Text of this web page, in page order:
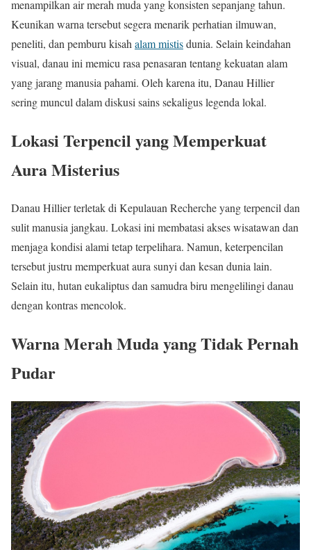
menampilkan air merah muda yang konsisten sepanjang tahun.
Keunikan warna tersebut segera menarik perhatian ilmuwan,
peneliti, dan pemburu kisah alam mistisdunia. Selain keindahan
visual, danau ini memicu rasa penasaran tentang kekuatan alam
yang jarang manusia pahami. Oleh karena itu, Danau Hillier
sering muncul dalam diskusi sains sekaligus legenda lokal.
Lokasi Terpencil yang Memperkuat
Aura Misterius
Danau Hillier terletak di Kepulauan Recherche yang terpencil dan
sulit manusia jangkau. Lokasi ini membatasi akses wisatawan dan
menjaga kondisi alami tetap terpelihara. Namun, keterpencilan
tersebut justru memperkuat aura sunyi dan kesan dunia lain.
Selain itu, hutan eukaliptus dan samudra biru mengelilingi danau
dengan kontras mencolok.
Warna Merah Muda yang Tidak Pernah
Pudar